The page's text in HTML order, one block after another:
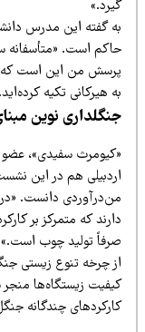
گفته این مدرس دانشگاه
است. «متأسفانه
من این است که چرا
هیرکانی تکیه کرده‌اید.»
نوین مبنای
سفیدی»، عضو
هم در این نشست
دانست. «در دنیا
که متمرکز بر
تولید چوب است.» به
چرخه تنوع زیستی جنگل
زیستگاه‌ها منجر
چندگانه جنگل